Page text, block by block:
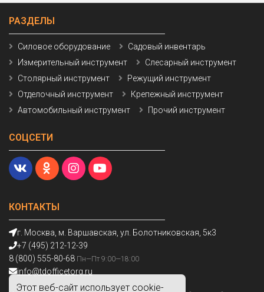
Этот веб-сайт использует cookie-
КОНТАКТЫ
г. Москва, м. Варшавская, ул. Болотниковская, 5к3
+7 (495) 212-12-39
8 (800) 555-80-68 Пн—Пт 9:00—18:00
info@tdofficetorg.ru
РАЗДЕЛЫ
Силовое оборудование
Садовый инвентарь
Измерительный инструмент
Слесарный инструмент
Столярный инструмент
Режущий инструмент
Отделочный инструмент
Крепежный инструмент
Автомобильный инструмент
Прочий инструмент
СОЦСЕТИ